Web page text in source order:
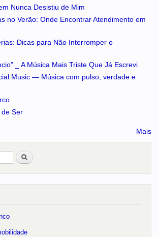
Nunca Desistiu de Mim
no Verão: Onde Encontrar Atendimento em
Dicas para Não Interromper o
_ A Música Mais Triste Que Já Escrevi
Music — Música com pulso, verdade e
de Ser
Mais